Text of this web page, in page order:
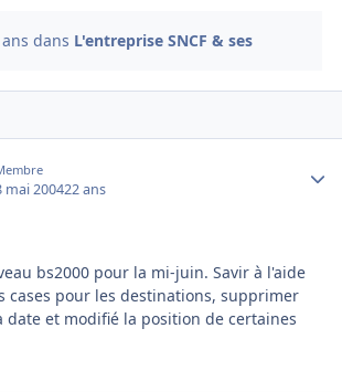
dans L'entreprise SNCF & ses
mai 200422 ans
bs2000 pour la mi-juin. Savir à l'aide
cases pour les destinations, supprimer
date et modifié la position de certaines